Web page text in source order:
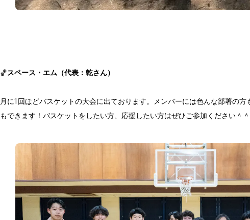
🏀スペース・エム（代表：乾さん）
月に1回ほどバスケットの大会に出ております。メンバーには色んな部署の
もできます！バスケットをしたい方、応援したい方はぜひご参加ください＾＾